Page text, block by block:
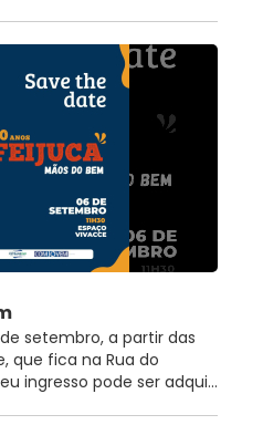
setembro, a partir das
que fica na Rua do
ingresso pode ser adqui...